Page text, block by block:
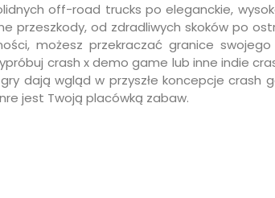
off-road trucks po eleganckie,
przeszkody, od zdradliwych skoków po
możesz przekraczać granice
crash x demo game lub inne indie
dają wgląd w przyszłe koncepcje
jest Twoją placówką zabaw.